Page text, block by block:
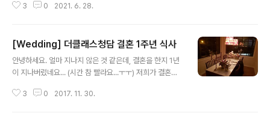
다. 버섯 향이 확 나서 맛있었습니다. 사진엔 없지만 빵이
나 호텔 스테이크 코스 후기 입니다. 엘리에나 호텔 서울 강
다 세팅되어 있습니다. 메뉴 안내는 되지 않네요. 먼저 연어
새싹 샐러드 입니다. 회랑 샐러드가 싱싱해서 좋았습니다.
샐러드 양이 꽤 되더라구요. 스프는 버섯 스프 입니다. 버섯
많아 빵이 같이 나왔으면 더 좋았을 것 같아요. 메인인 스테
3 0 2021. 6. 28.
[Wedding] 더클래스청담 결혼 1주년 식사
안녕하세요. 얼마 지나지 않은 것 같은데, 결혼을 한지 1년
이 지나버렸네요... (시간 참 빨라요...ㅜㅜ) 저희가 결혼식
공해 줍니다~ (더클래스 청담 관련 포스팅 - http://harry
3 0 2017. 11. 30.